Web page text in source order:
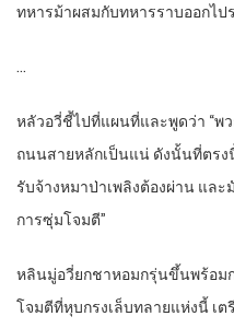
ทหารม้าผสมกับทหารราบออกไป
…
หลัวอวี่ชี้ไปที่แผนที่และพูดว่า “พ
ถนนสายหลักเป็นแน่ ดังนั้นที่ตรง
รับจ้างหมาป่าเพลิงต้องผ่าน แล
การซุ่มโจมตี”
หลินมู่อวี่ยกชาหอมกรุ่นขึ้นพร้อม
โจมตีที่หุบกรงเล็บทลายแห่งนี้ เ